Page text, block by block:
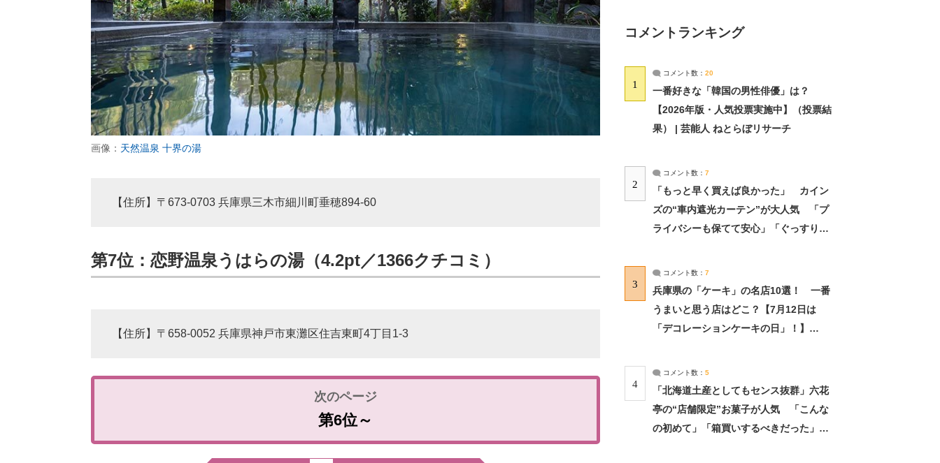
画像： 天然温泉 十界の湯
【住所】〒673-0703 兵庫県三木市細川町垂穂894-60
第7位：恋野温泉うはらの湯（4.2pt／1366クチコミ）
【住所】〒658-0052 兵庫県神戸市東灘区住吉東町4丁目1-3
第6位～
コメントランキング
1
コメント数： 20
一番好きな「韓国の男性俳優」は？
【2026年版・人気投票実施中】（投票結
果） | 芸能人 ねとらぼリサーチ
2
コメント数： 7
「もっと早く買えば良かった」 カイン
ズの“車内遮光カーテン”が大人気 「プ
ライバシーも保てて安心」「ぐっすり眠
3
コメント数： 7
兵庫県の「ケーキ」の名店10選！ 一番
うまいと思う店はどこ？【7月12日は
「デコレーションケーキの日」！】
4
コメント数： 5
「北海道土産としてもセンス抜群」六花
亭の“店舗限定”お菓子が人気 「こんな
の初めて」「箱買いするべきだった」